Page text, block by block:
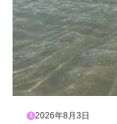
2026年8月3日